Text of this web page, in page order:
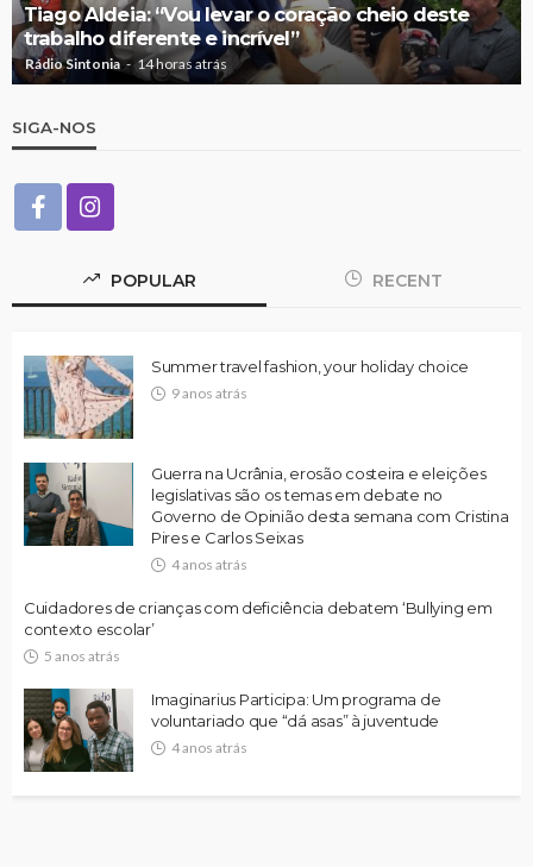
Tiago Aldeia: “Vou levar o coração cheio deste
trabalho diferente e incrível”
Rádio Sintonia 14 horas atrás
SIGA-NOS
POPULAR RECENT
Summer travel fashion, your holiday choice
9 anos atrás
Guerra na Ucrânia, erosão costeira e eleições
legislativas são os temas em debate no
Governo de Opinião desta semana com Cristina
Pires e Carlos Seixas
4 anos atrás
Cuidadores de crianças com deficiência debatem ‘Bullying em
contexto escolar’
5 anos atrás
Imaginarius Participa: Um programa de
voluntariado que “dá asas” à juventude
4 anos atrás